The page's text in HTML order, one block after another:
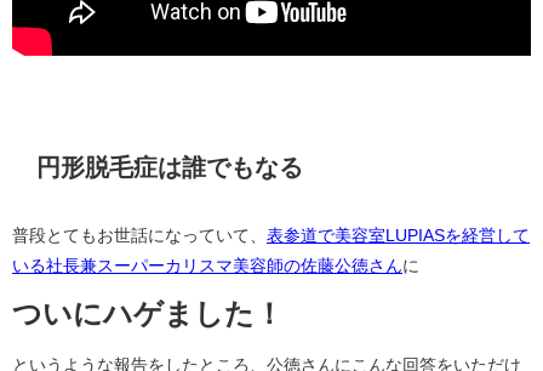
円形脱毛症は誰でもなる
普段とてもお世話になっていて、 表参道で美容室LUPIASを経営して
いる社長兼スーパーカリスマ美容師の佐藤公徳さんに
ついにハゲました！
というような報告をしたところ、公徳さんにこんな回答をいただけ